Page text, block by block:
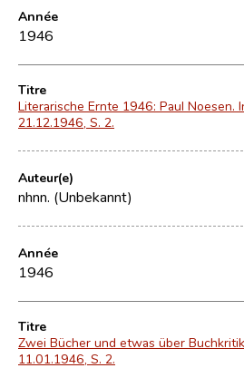
Année
1946
Titre
Literarische Ernte 1946: Paul Noesen.
21.12.1946, S. 2.
Auteur(e)
nhnn. (Unbekannt)
Année
1946
Titre
Zwei Bücher und etwas über
11.01.1946, S. 2.